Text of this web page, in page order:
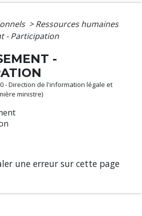
> Ressources humaines
- Participation
-
- Direction de l'information légale et
ministre)
une erreur sur cette page